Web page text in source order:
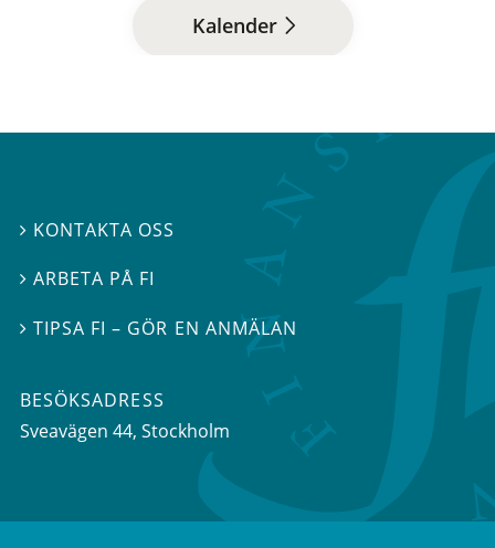
Kalender
 KONTAKTA OSS
ARBETA PÅ FI
TIPSA FI – GÖR EN ANMÄLAN
BESÖKSADRESS
Sveavägen 44, Stockholm